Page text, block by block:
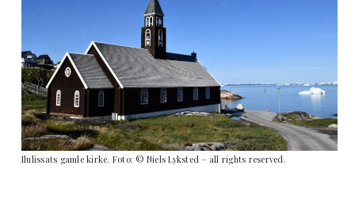
Ilulissats gamle kirke. Foto: © Niels Lyksted – all rights reserved.